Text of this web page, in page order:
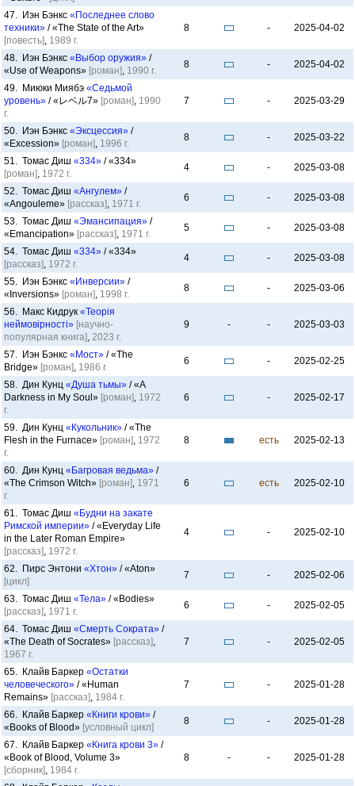
47. Иэн Бэнкс «Последнее слово
техники» / «The State of the Art»
[повесть], 1989 г.
8 - 2025-04-02
48. Иэн Бэнкс «Выбор оружия» /
«Use of Weapons» [роман], 1990 г.
8 - 2025-04-02
49. Миюки Миябэ «Седьмой
уровень» / «レベル7» [роман], 1990
г.
7 - 2025-03-29
50. Иэн Бэнкс «Эксцессия» /
«Excession» [роман], 1996 г.
8 - 2025-03-22
51. Томас Диш «334» / «334»
[роман], 1972 г.
4 - 2025-03-08
52. Томас Диш «Ангулем» /
«Angouleme» [рассказ], 1971 г.
6 - 2025-03-08
53. Томас Диш «Эмансипация» /
«Emancipation» [рассказ], 1971 г.
5 - 2025-03-08
54. Томас Диш «334» / «334»
[рассказ], 1972 г.
4 - 2025-03-08
55. Иэн Бэнкс «Инверсии» /
«Inversions» [роман], 1998 г.
8 - 2025-03-06
56. Макс Кидрук «Теорія
неймовірності» [научно-
популярная книга], 2023 г.
9 - - 2025-03-03
57. Иэн Бэнкс «Мост» / «The
Bridge» [роман], 1986 г.
6 - 2025-02-25
58. Дин Кунц «Душа тьмы» / «A
Darkness in My Soul» [роман], 1972
г.
6 - 2025-02-17
59. Дин Кунц «Кукольник» / «The
Flesh in the Furnace» [роман], 1972
г.
8 есть 2025-02-13
60. Дин Кунц «Багровая ведьма» /
«The Crimson Witch» [роман], 1971
г.
6 есть 2025-02-10
61. Томас Диш «Будни на закате
Римской империи» / «Everyday Life
in the Later Roman Empire»
[рассказ], 1972 г.
4 - 2025-02-10
62. Пирс Энтони «Хтон» / «Aton»
[цикл]
7 - 2025-02-06
63. Томас Диш «Тела» / «Bodies»
[рассказ], 1971 г.
6 - 2025-02-05
64. Томас Диш «Смерть Сократа» /
«The Death of Socrates» [рассказ],
1967 г.
7 - 2025-02-05
65. Клайв Баркер «Остатки
человеческого» / «Human
Remains» [рассказ], 1984 г.
7 - 2025-01-28
66. Клайв Баркер «Книги крови» /
«Books of Blood» [условный цикл]
8 - 2025-01-28
67. Клайв Баркер «Книга крови 3» /
«Book of Blood, Volume 3»
[сборник], 1984 г.
8 - - 2025-01-28